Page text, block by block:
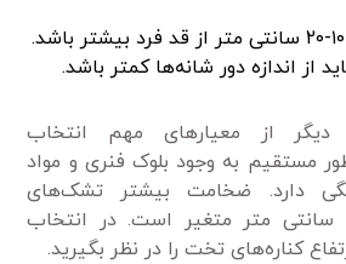
از اندازه دور شانه‌ها کمتر باشد.
از معیارهای مهم انتخاب
مستقیم به وجود بلوک فنری و مواد
دارد. ضخامت بیشتر تشک‌های
کناره‌های تخت را در نظر بگیرید.